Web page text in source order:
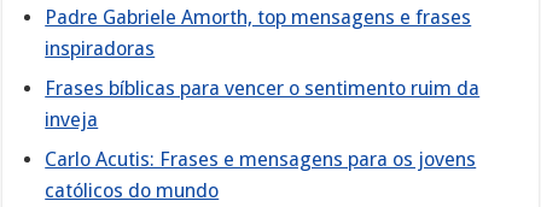
Padre Gabriele Amorth, top mensagens e frases
inspiradoras
Frases bíblicas para vencer o sentimento ruim da
inveja
Carlo Acutis: Frases e mensagens para os jovens
católicos do mundo